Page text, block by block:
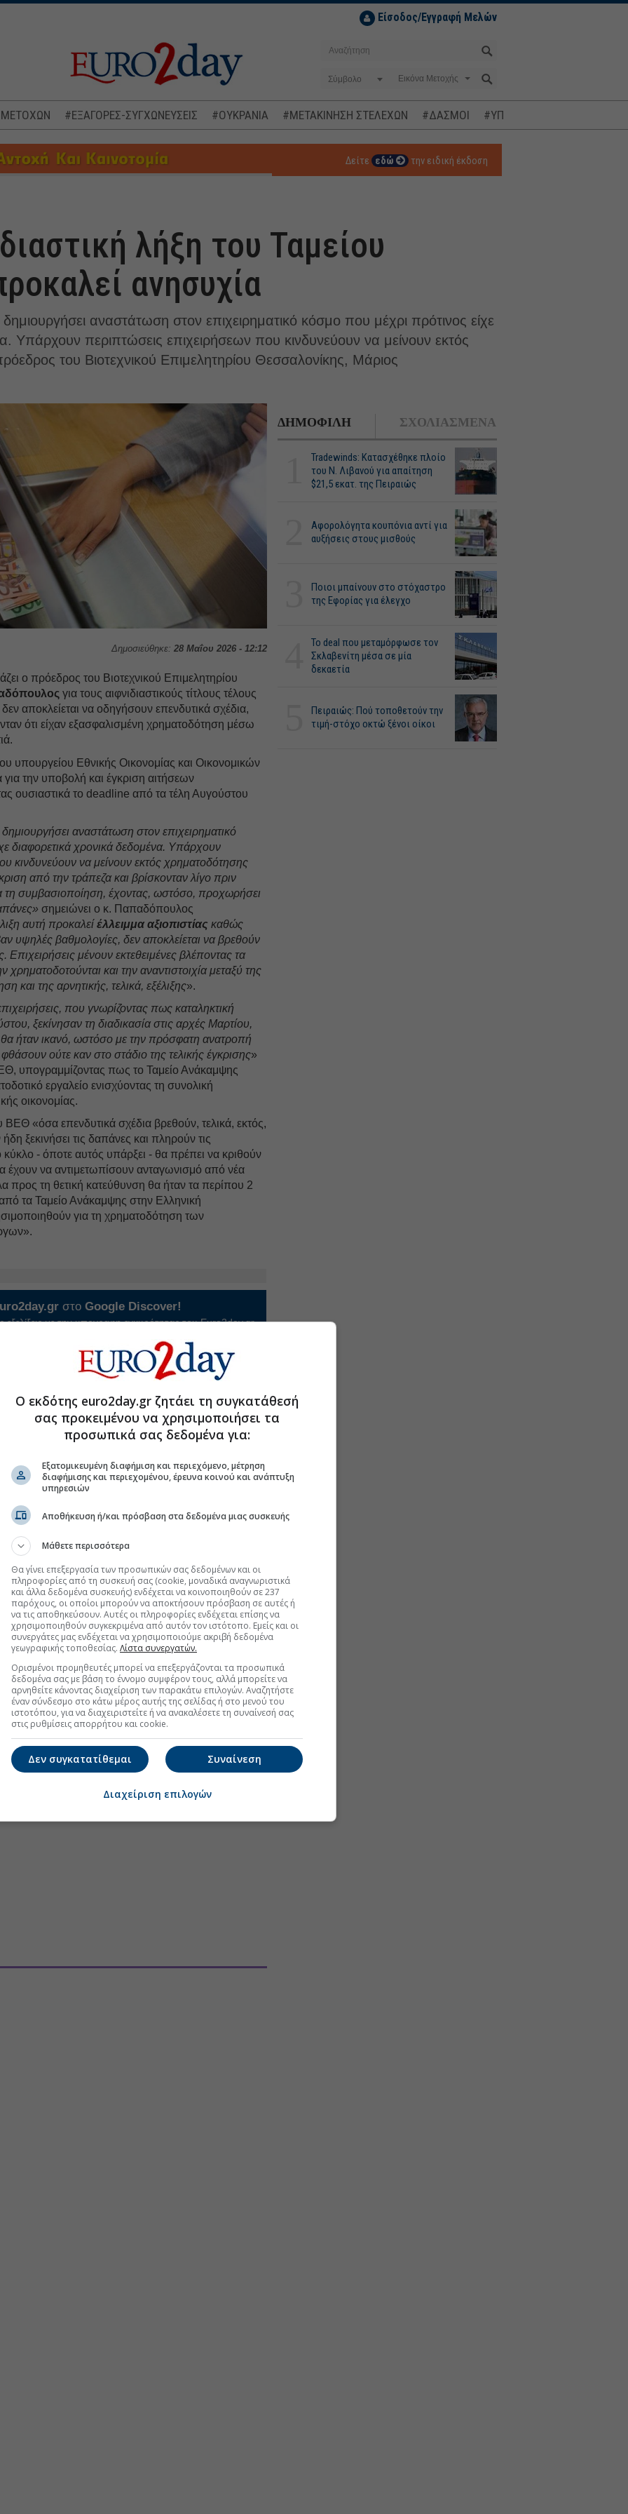
Είσοδος/Εγγραφή Μελών
Σύμβολο
ΜΕΤΟΧΩΝ #ΕΞΑΓΟΡΕΣ-ΣΥΓΧΩΝΕΥΣΕΙΣ #ΟΥΚΡΑΝΙΑ #ΜΕΤΑΚΙΝΗΣΗ ΣΤΕΛΕΧΩΝ #ΔΑΣΜΟΙ #ΥΠΟΚΛΟΠΕΣ
Δείτε εδώ την ειδική έκδοση
λήξη του Ταμείου
ανησυχία
αναστάτωση στον επιχειρηματικό κόσμο που μέχρι πρότινος είχε
Υπάρχουν περιπτώσεις επιχειρήσεων που κινδυνεύουν να μείνουν εκτός
του Βιοτεχνικού Επιμελητηρίου Θεσσαλονίκης, Μάριος
Δημοσιεύθηκε: 28 Μαΐου 2026 - 12:12
ο πρόεδρος του Βιοτεχνικού Επιμελητηρίου
για τους αιφνιδιαστικούς τίτλους τέλους
αποκλείεται να οδηγήσουν επενδυτικά σχέδια,
ότι είχαν εξασφαλισμένη χρηματοδότηση μέσω
υπουργείου Εθνικής Οικονομίας και Οικονομικών
την υποβολή και έγκριση αιτήσεων
ουσιαστικά το deadline από τα τέλη Αυγούστου
αναστάτωση στον επιχειρηματικό
διαφορετικά χρονικά δεδομένα. Υπάρχουν
κινδυνεύουν να μείνουν εκτός χρηματοδότησης
από την τράπεζα και βρίσκονταν λίγο πριν
τη συμβασιοποίηση, έχοντας, ωστόσο, προχωρήσει
σημειώνει ο κ. Παπαδόπουλος
αυτή προκαλείέλλειμμα αξιοπιστίας καθώς
υψηλές βαθμολογίες, δεν αποκλείεται να βρεθούν
μένουν εκτεθειμένες βλέποντας τα
χρηματοδοτούνται και την αναντιστοιχία μεταξύ της
και της αρνητικής, τελικά, εξέλιξης».
που γνωρίζοντας πως καταληκτική
ξεκίνησαν τη διαδικασία στις αρχές Μαρτίου,
ήταν ικανό, ωστόσο με την πρόσφατη ανατροπή
ούτε καν στο στάδιο της τελικής έγκρισης»
υπογραμμίζοντας πως το Ταμείο Ανάκαμψης
εργαλείο ενισχύοντας τη συνολική
οικονομίας.
«όσα επενδυτικά σχέδια βρεθούν, τελικά, εκτός,
ξεκινήσει τις δαπάνες και πληρούν τις
- όποτε αυτός υπάρξει - θα πρέπει να κριθούν
έχουν να αντιμετωπίσουν ανταγωνισμό από νέα
προς τη θετική κατεύθυνση θα ήταν τα περίπου 2
τα Ταμείο Ανάκαμψης στην Ελληνική
για τη χρηματοδότηση των
στοGoogle Discover!
εξελίξεις με την υπογραφη εγκυρότητας του Euro2day.gr
FOLLOW US
Ακολουθήστε τη σελίδα του Euro2day.gr Linkedin
το Ταμείο Ανάκαμψης
που κέρδισαν τη μάχη των δανείων
«ειδήσεων» η πορεία του Ταμείου
δισ. ευρώ πέφτει ο πήχης το 2027
στο Discover
ΔΗΜΟΦΙΛΗ ΣΧΟΛΙΑΣΜΕΝΑ
Tradewinds: Κατασχέθηκε πλοίο
του Ν. Λιβανού για απαίτηση
$21,5 εκατ. της Πειραιώς
Αφορολόγητα κουπόνια αντί για
αυξήσεις στους μισθούς
Ποιοι μπαίνουν στο στόχαστρο
της Εφορίας για έλεγχο
Το deal που μεταμόρφωσε τον
Σκλαβενίτη μέσα σε μία
δεκαετία
Πειραιώς: Πού τοποθετούν την
τιμή-στόχο οκτώ ξένοι οίκοι
Ο εκδότης euro2day.gr ζητάει τη συγκατάθεσή
σας προκειμένου να χρησιμοποιήσει τα
προσωπικά σας δεδομένα για:
Εξατομικευμένη διαφήμιση και περιεχόμενο, μέτρηση
διαφήμισης και περιεχομένου, έρευνα κοινού και ανάπτυξη
υπηρεσιών
Αποθήκευση ή/και πρόσβαση στα δεδομένα μιας συσκευής
Μάθετε περισσότερα
Θα γίνει επεξεργασία των προσωπικών σας δεδομένων και οι
πληροφορίες από τη συσκευή σας (cookie, μοναδικά αναγνωριστικά
και άλλα δεδομένα συσκευής) ενδέχεται να κοινοποιηθούν σε 237
παρόχους, οι οποίοι μπορούν να αποκτήσουν πρόσβαση σε αυτές ή
να τις αποθηκεύσουν. Αυτές οι πληροφορίες ενδέχεται επίσης να
χρησιμοποιηθούν συγκεκριμένα από αυτόν τον ιστότοπο. Εμείς και οι
συνεργάτες μας ενδέχεται να χρησιμοποιούμε ακριβή δεδομένα
γεωγραφικής τοποθεσίας. Λίστα συνεργατών.
Ορισμένοι προμηθευτές μπορεί να επεξεργάζονται τα προσωπικά
δεδομένα σας με βάση το έννομο συμφέρον τους, αλλά μπορείτε να
αρνηθείτε κάνοντας διαχείριση των παρακάτω επιλογών. Αναζητήστε
έναν σύνδεσμο στο κάτω μέρος αυτής της σελίδας ή στο μενού του
ιστοτόπου, για να διαχειριστείτε ή να ανακαλέσετε τη συναίνεσή σας
στις ρυθμίσεις απορρήτου και cookie.
Συναίνεση
Δεν συγκατατίθεμαι
Διαχείριση επιλογών